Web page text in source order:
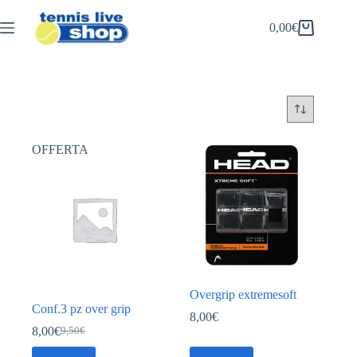
al
contenuto
Carrello
0,00€
OFFERTA
Conf.3 pz over grip
9,50€
Il
prezzo
8,00€Il
prezzo
Questo
Overgrip extremesoft
8,00€
Questo